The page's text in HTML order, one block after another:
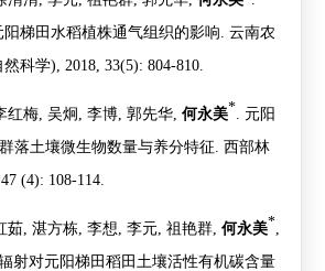
梯田水稻植株通气组织的影响 云南农
然科学), 2018, 33(5): 804-810.
红梅, 吴炯 李博, 郭先华, 何永美*
元阳
落土壤微生物数量与养分特征 西部林
(4): 108-114.
茹, 湛方栋 李想 李元, 祖艳群, 何永美*
射对元阳梯田稻田土壤活性有机碳含量